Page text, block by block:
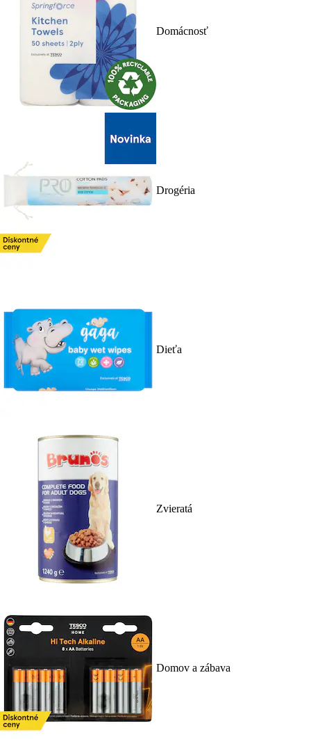
Domácnosť
Drogéria
Dieťa
Zvieratá
Domov a zábava